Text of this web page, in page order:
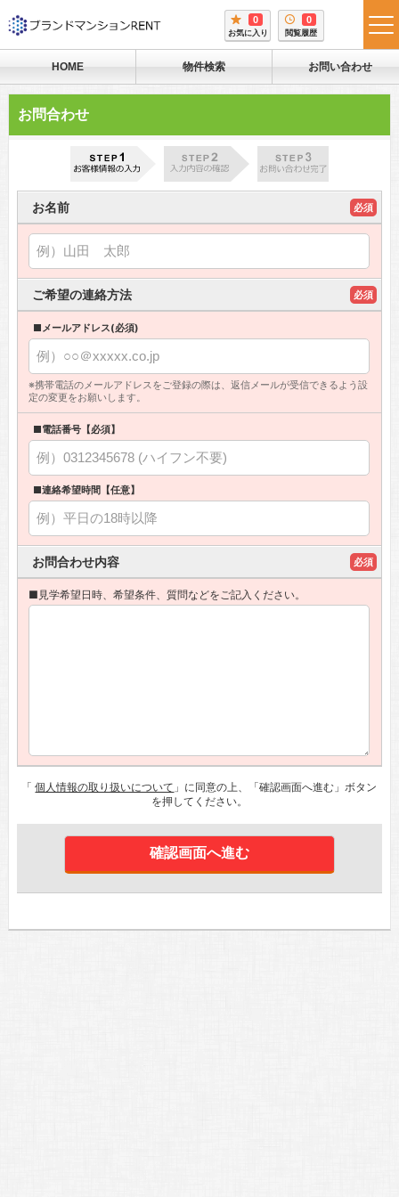
0
お気に入り
0
閲覧履歴
HOME 物件検索 お問い合わせ
お問合わせ
お名前 必須
ご希望の連絡方法 必須
■メールアドレス(必須)
※携帯電話のメールアドレスをご登録の際は、返信メールが受信できるよう設
定の変更をお願いします。
■電話番号【必須】
■連絡希望時間【任意】
お問合わせ内容 必須
■見学希望日時、希望条件、質問などをご記入ください。
「個人情報の取り扱いについて 」に同意の上、「確認画面へ進む」ボタン
を押してください。